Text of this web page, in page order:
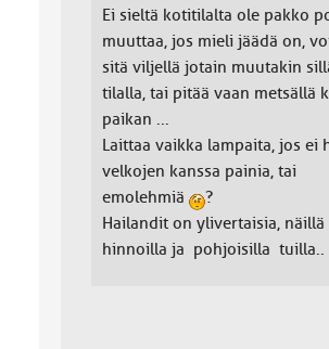
Ei sieltä kotitilalta ole pakko
muuttaa, jos mieli jäädä on,
sitä viljellä jotain muutakin
tilalla, tai pitää vaan metsällä
paikan ...
Laittaa vaikka lampaita, jos ei
velkojen kanssa painia, tai
emolehmiä
?
Hailandit on ylivertaisia, näillä
hinnoilla ja pohjoisilla tuilla..